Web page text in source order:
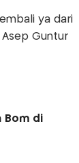
ya dari
Asep Guntur
Bom di